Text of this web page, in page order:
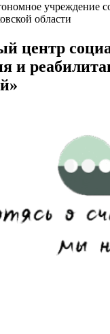
учреждение
области
центр
и